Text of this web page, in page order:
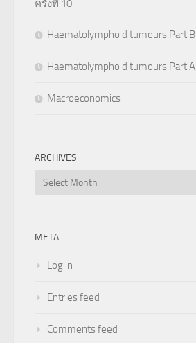
ครั้งที่ 10
Haematolymphoid tumours Part B
Haematolymphoid tumours Part A
Macroeconomics
ARCHIVES
Archives
META
Log in
Entries feed
Comments feed